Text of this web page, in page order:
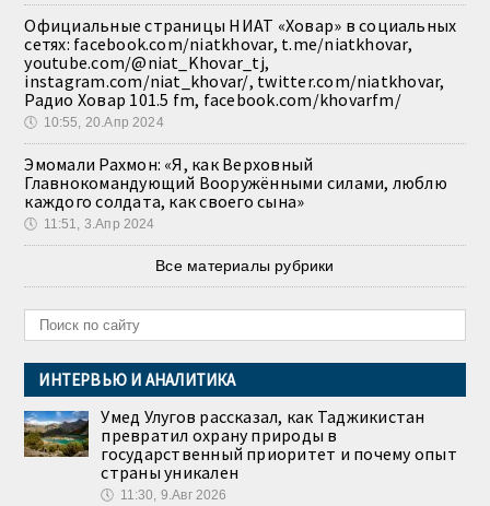
Официальные страницы НИАТ «Ховар» в социальных
сетях: facebook.com/niatkhovar, t.me/niatkhovar,
youtube.com/@niat_Khovar_tj,
instagram.com/niat_khovar/, twitter.com/niatkhovar,
Радио Ховар 101.5 fm, facebook.com/khovarfm/
🕔 10:55, 20.Апр 2024
Эмомали Рахмон: «Я, как Верховный
Главнокомандующий Вооружёнными силами, люблю
каждого солдата, как своего сына»
🕔 11:51, 3.Апр 2024
Все материалы рубрики
ИНТЕРВЬЮ И АНАЛИТИКА
Умед Улугов рассказал, как Таджикистан
превратил охрану природы в
государственный приоритет и почему опыт
страны уникален
🕔 11:30, 9.Авг 2026